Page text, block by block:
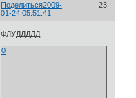
Поделиться 23
2009-
01-24 05:51:41
ФЛУДДДДД
0